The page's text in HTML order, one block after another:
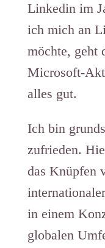
Linkedin im
ich mich an
möchte, geht
Microsoft-
alles gut.
Ich bin
zufrieden.
das Knüpfen
in einem
globalen